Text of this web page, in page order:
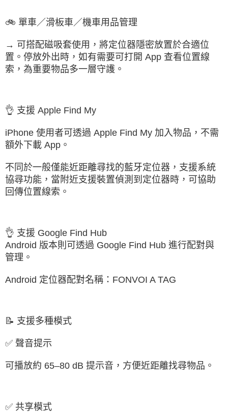
🚲 單車／滑板車／機車用品管理
→ 可搭配磁吸套使用，將定位器隱密放置於合適位
置。停放外出時，如有需要可打開 App 查看位置線
索，為重要物品多一層守護。
👌 支援 Apple Find My
iPhone 使用者可透過 Apple Find My 加入物品，不需
額外下載 App。
不同於一般僅能近距離尋找的藍牙定位器，支援系統
協尋功能，當附近支援裝置偵測到定位器時，可協助
回傳位置線索。
👌 支援 Google Find Hub
Android 版本則可透過 Google Find Hub 進行配對與
管理。
Android 定位器配對名稱：FONVOI A TAG
📝 支援多種模式
✅ 聲音提示
可播放約 65–80 dB 提示音，方便近距離找尋物品。
✅ 共享模式